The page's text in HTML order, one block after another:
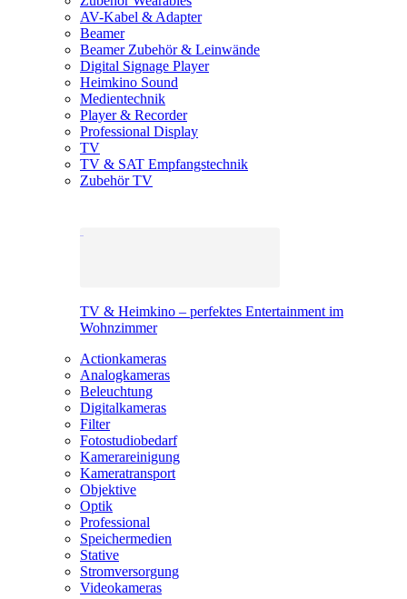
AV-Kabel & Adapter
Beamer
Beamer Zubehör & Leinwände
Digital Signage Player
Heimkino Sound
Medientechnik
Player & Recorder
Professional Display
TV
TV & SAT Empfangstechnik
Zubehör TV
TV & Heimkino – perfektes Entertainment im
Wohnzimmer
Actionkameras
Analogkameras
Beleuchtung
Digitalkameras
Filter
Fotostudiobedarf
Kamerareinigung
Kameratransport
Objektive
Optik
Professional
Speichermedien
Stative
Stromversorgung
Videokameras